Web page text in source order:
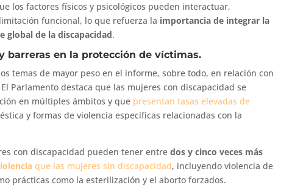
los factores físicos y psicológicos pueden interactuar,
funcional, lo que refuerza la importancia de integrar la
global de la discapacidad.
barreras en la protección de víctimas.
temas de mayor peso en el informe, sobre todo, en relación con
Parlamento destaca que las mujeres con discapacidad se
en múltiples ámbitos y que presentan tasas elevadas de
y formas de violencia específicas relacionadas con la
con discapacidad pueden tener entredos y cinco veces más
que las mujeres sin discapacidad, incluyendo violencia de
prácticas como la esterilización y el aborto forzados.